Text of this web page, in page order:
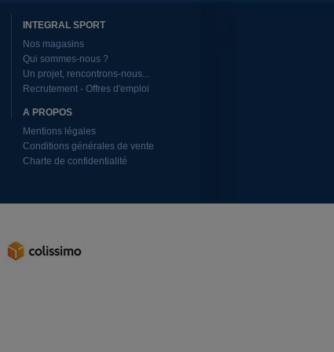
INTEGRAL SPORT
Nos magasins
Qui sommes-nous ?
Un projet, rencontrons-nous...
Recrutement - Offres d'emploi
A PROPOS
Mentions légales
Conditions générales de vente
Charte de confidentialité